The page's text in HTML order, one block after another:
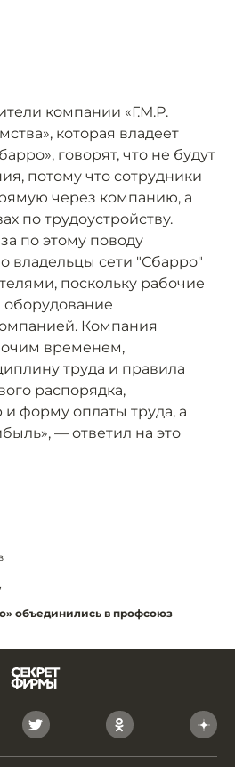
компании «Г.М.Р.
которая владеет
говорят, что не будут
потому что сотрудники
через компанию, а
по трудоустройству.
по этому поводу
владельцы сети "Сбарро"
поскольку рабочие
оборудование
Компания
временем,
труда и правила
распорядка,
форму оплаты труда, а
— ответил на это
объединились в профсоюз